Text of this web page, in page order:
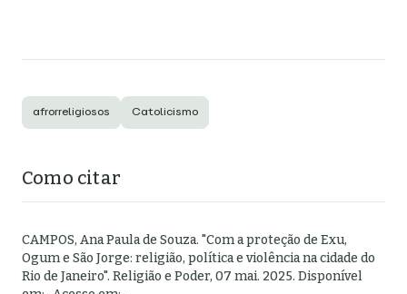
afrorreligiosos Catolicismo
Como citar
CAMPOS, Ana Paula de Souza. "Com a proteção de Exu,
Ogum e São Jorge: religião, política e violência na cidade do
Rio de Janeiro". Religião e Poder, 07 mai. 2025. Disponível